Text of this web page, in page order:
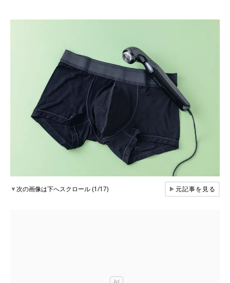
▼次の画像は下へスクロール (1/17) ▶元記事を見る